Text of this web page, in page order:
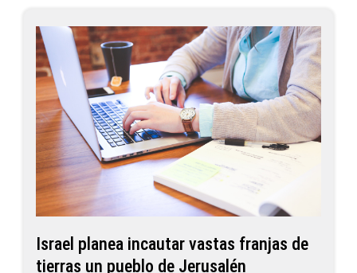
Israel planea incautar vastas franjas de
tierras un pueblo de Jerusalén